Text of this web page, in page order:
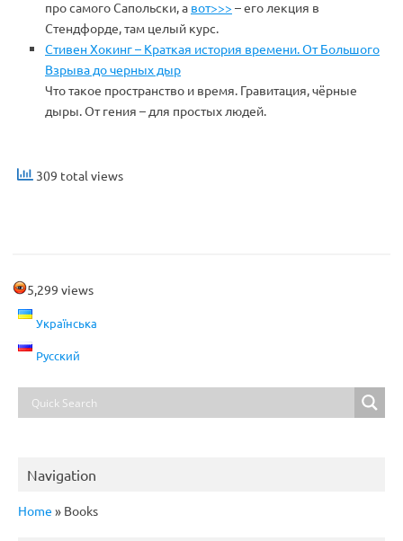
про самого Сапольски, а вот>>> – его лекция в
Стендфорде, там целый курс.
Стивен Хокинг – Краткая история времени. От Большого
Взрыва до черных дыр
Что такое пространство и время. Гравитация, чёрные
дыры. От гения – для простых людей.
309 total views
5,299 views
Українська
Русский
Navigation
Home » Books